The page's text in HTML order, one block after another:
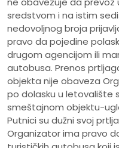
sredstvom i na istim
nedovoljnog broja
pravo da pojedine
drugom agencijom ili
autobusa. Prenos
objekta nije obaveza
po dolasku u letovalište
smeštajnom objektu-
Putnici su dužni svoj
Organizator ima pravo